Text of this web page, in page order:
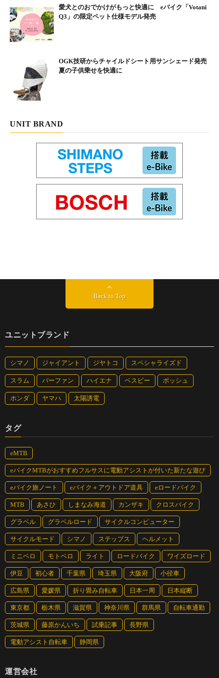
愛犬とのおでかけがもっと快適に eバイク「Votani
Q3」の限定ペット仕様モデル発売
OGK技研からチャイルドシート用サンシェード発売
夏の子供乗せを快適に
UNIT BRAND
Back to Top
ユニットブランド
シマノ ジャイアント ジヤトコ スペシャライズド
スラム バーファン ハイエナ ベスビー ボッシュ
ホンダ ヤマハ 太陽誘電
タグ
eMTB
eバイクMTBがおすすめフルサスに電動アシストが付いた新たな遊び
eバイク旅ノート eバイク＋アウトドア道具 eロードバイク
MTB あさひ しまなみ海道 カンザキ クロスバイク
グラベル グラベルロード サイクルコンピューター
サイクルモード シマノ ステップス ヘルメット
ミニベロ モトベロ ライト ロードバイク ワイズロード
伊豆 初心者 千葉県 埼玉県 大阪府 小径車
広島県 愛媛県 折り畳み自転車 日本一周 日本縦断
東京都 栃木県 滋賀県 神奈川県 群馬県 自転車通勤
茨城県 藤原かんいち 試乗記事 長野県
電動アシスト自転車 静岡県
運営会社